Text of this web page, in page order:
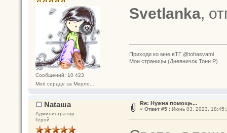
Сообщений: 10 423
Моё сердце за Мерло...
Svetlanka,
Приходи ко мне вТГ @tohasvami
Мои страницы (Дневничок Тони Р)
Nataшa
Администратор
Герой
Re: Нужна помощь...
« Ответ #5 :Июнь 03, 2023,